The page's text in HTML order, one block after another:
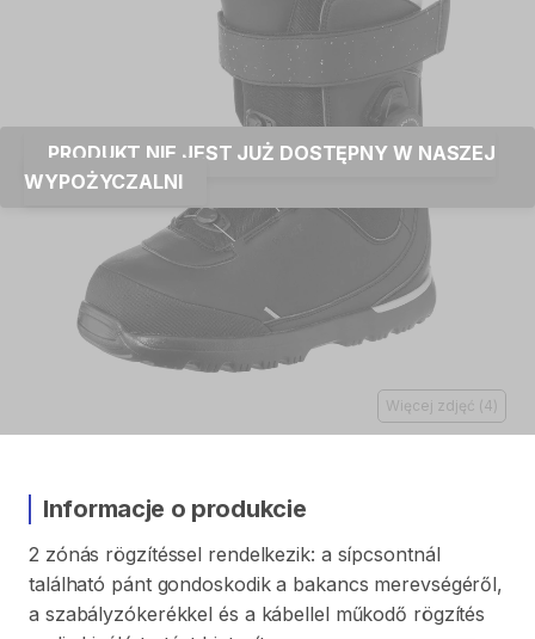
PRODUKT NIE JEST JUŻ DOSTĘPNY W NASZEJ
WYPOŻYCZALNI
Więcej zdjęć (4 )
Informacje o produkcie
2 zónás rögzítéssel rendelkezik: a sípcsontnál
található pánt gondoskodik a bakancs merevségéről​,​
a szabályzókerékkel és a kábellel műkodő rögzítés